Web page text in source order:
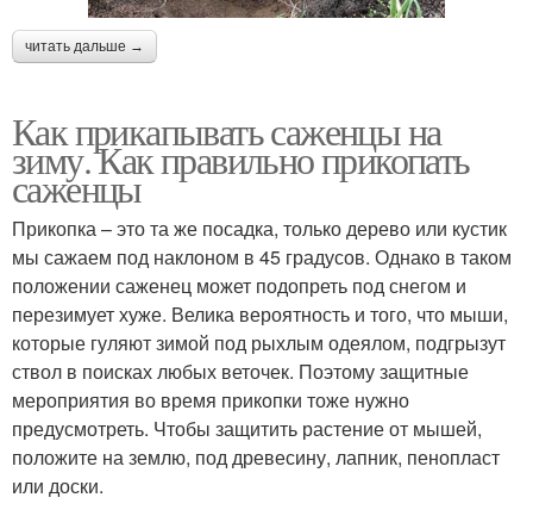
читать дальше →
Как прикапывать саженцы на
зиму. Как правильно прикопать
саженцы
Прикопка – это та же посадка, только дерево или кустик
мы сажаем под наклоном в 45 градусов. Однако в таком
положении саженец может подопреть под снегом и
перезимует хуже. Велика вероятность и того, что мыши,
которые гуляют зимой под рыхлым одеялом, подгрызут
ствол в поисках любых веточек. Поэтому защитные
мероприятия во время прикопки тоже нужно
предусмотреть. Чтобы защитить растение от мышей,
положите на землю, под древесину, лапник, пенопласт
или доски.